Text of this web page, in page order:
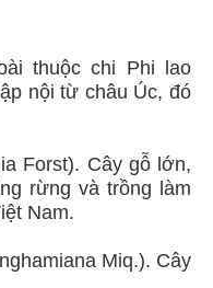
thuộc chi Phi lao
nội từ châu Úc, đó
Forst). Cây gỗ lớn,
rừng và trồng làm
Nam.
Miq.). Cây